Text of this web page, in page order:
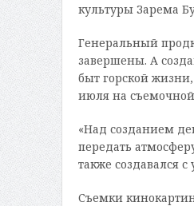
культуры Зарема
Генеральный
завершены. А
быт горской
июля на
«Над созданием
передать
также создавался
Съемки